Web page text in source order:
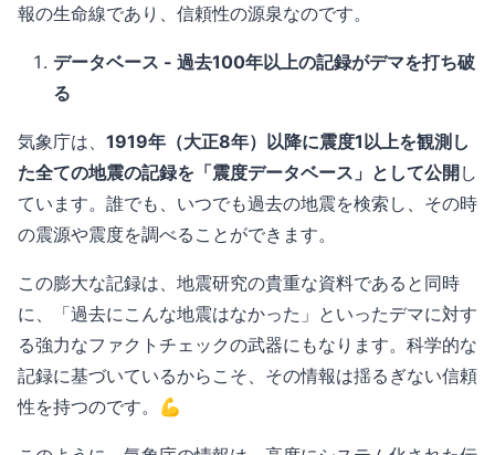
報の生命線であり、信頼性の源泉なのです。
データベース - 過去100年以上の記録がデマを打ち破
る
気象庁は、 1919年（大正8年）以降に震度1以上を観測し
た全ての地震の記録を「震度データベース」として公開し
ています。誰でも、いつでも過去の地震を検索し、その時
の震源や震度を調べることができます。
この膨大な記録は、地震研究の貴重な資料であると同時
に、「過去にこんな地震はなかった」といったデマに対す
る強力なファクトチェックの武器にもなります。科学的な
記録に基づいているからこそ、その情報は揺るぎない信頼
性を持つのです。💪